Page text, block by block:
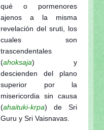
qué o pormenores
ajenos a la misma
revelación del sruti, los
cuales son
trascendentales
(ahoksaja) y
descienden del plano
superior por la
misericordia sin causa
(ahaituki-krpa) de Sri
Guru y Sri Vaisnavas.